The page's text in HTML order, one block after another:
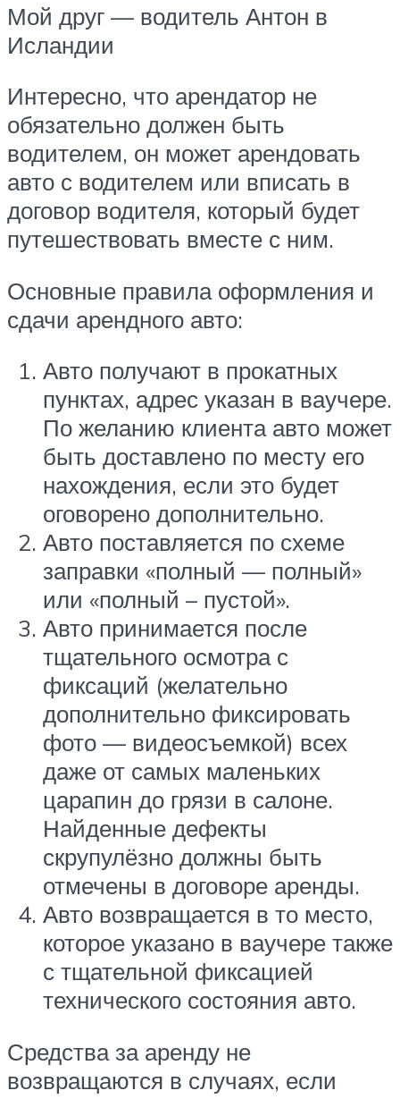
Мой друг — водитель Антон в
Исландии
Интересно, что арендатор не
обязательно должен быть
водителем, он может арендовать
авто с водителем или вписать в
договор водителя, который будет
путешествовать вместе с ним.
Основные правила оформления и
сдачи арендного авто:
Авто получают в прокатных
пунктах, адрес указан в ваучере.
По желанию клиента авто может
быть доставлено по месту его
нахождения, если это будет
оговорено дополнительно.
Авто поставляется по схеме
заправки «полный — полный»
или «полный – пустой».
Авто принимается после
тщательного осмотра с
фиксаций (желательно
дополнительно фиксировать
фото — видеосъемкой) всех
даже от самых маленьких
царапин до грязи в салоне.
Найденные дефекты
скрупулёзно должны быть
отмечены в договоре аренды.
Авто возвращается в то место,
которое указано в ваучере также
с тщательной фиксацией
технического состояния авто.
Средства за аренду не
возвращаются в случаях, если